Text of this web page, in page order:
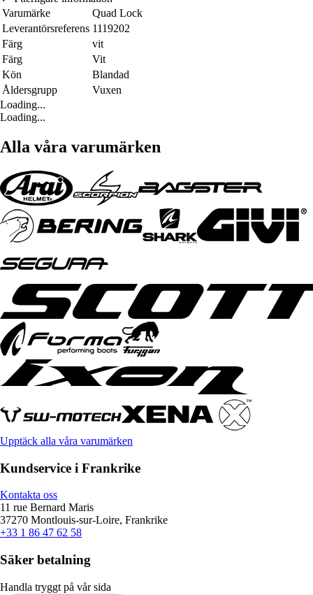
Varumärke
Quad Lock
Leverantörsreferens 1119202
Färg
vit
Färg
Vit
Kön
Blandad
Åldersgrupp
Vuxen
Loading...
Loading...
Alla våra varumärken
Upptäck alla våra varumärken
Kundservice i Frankrike
Kontakta oss
11 rue Bernard Maris
37270 Montlouis-sur-Loire, Frankrike
+33 1 86 47 62 58
Säker betalning
Handla tryggt på vår sida